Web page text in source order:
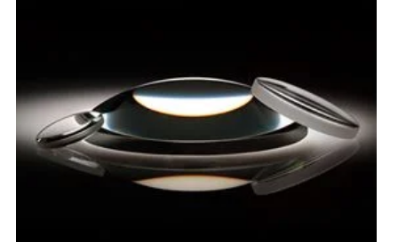
| 紅外線光學產品
| 光纖
Isolators | 晶體和隔離器
| 雷射偏光片
| 雷射稜鏡
Cameras
Lighting |顯微鏡照明
體視顯微鏡系統
| Pixelink 相機
Components | 主動光學元件
and Detection
| 雷射防護
性裝置
Production
Processing
Tomography
and Production | 清倉實驗室
and Production | 重新認證實
用品